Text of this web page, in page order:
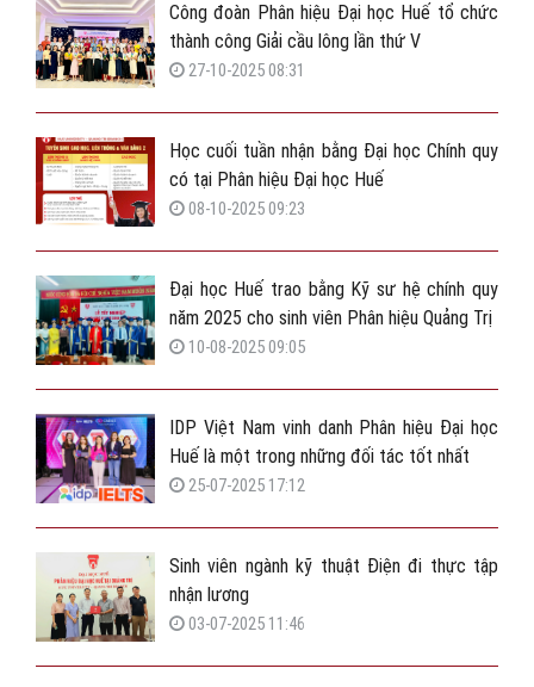
Công đoàn Phân hiệu Đại học Huế tổ chức
thành công Giải cầu lông lần thứ V
27-10-2025 08:31
Học cuối tuần nhận bằng Đại học Chính quy
có tại Phân hiệu Đại học Huế
08-10-2025 09:23
Đại học Huế trao bằng Kỹ sư hệ chính quy
năm 2025 cho sinh viên Phân hiệu Quảng Trị
10-08-2025 09:05
IDP Việt Nam vinh danh Phân hiệu Đại học
Huế là một trong những đối tác tốt nhất
25-07-2025 17:12
Sinh viên ngành kỹ thuật Điện đi thực tập
nhận lương
03-07-2025 11:46